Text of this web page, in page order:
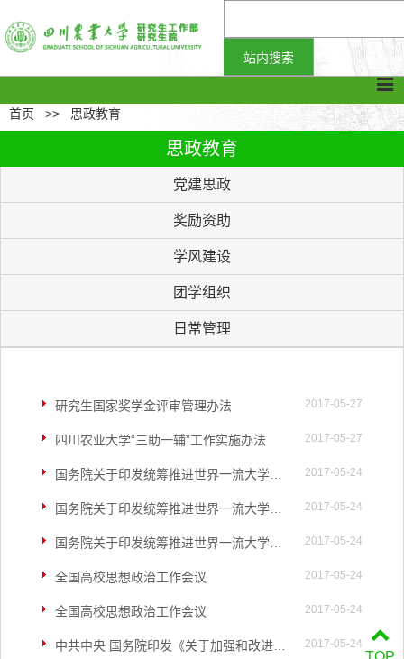
首页 >> 思政教育
思政教育
党建思政
奖励资助
学风建设
团学组织
日常管理
2017-05-27
研究生国家奖学金评审管理办法
2017-05-27
四川农业大学“三助一辅”工作实施办法
2017-05-24
国务院关于印发统筹推进世界一流大学和一流学科建设总体方案的通知
2017-05-24
国务院关于印发统筹推进世界一流大学和一流学科建设总体方案的通知
2017-05-24
国务院关于印发统筹推进世界一流大学和一流学科建设总体方案的通知
2017-05-24
全国高校思想政治工作会议
2017-05-24
全国高校思想政治工作会议
2017-05-24
中共中央 国务院印发《关于加强和改进新形势下高校思想政治工作的意见》